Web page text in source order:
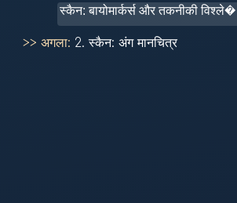
>> अगला: 2.स्कैन: अंग मानचित्र